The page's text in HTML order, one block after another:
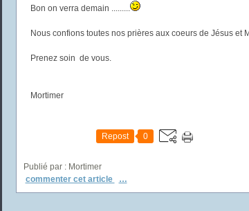
Bon on verra demain .........
Nous confions toutes nos prières aux coeurs de Jésus et
Prenez soin de vous.
Mortimer
Repost 0
Publié par : Mortimer
commenter cet article
…